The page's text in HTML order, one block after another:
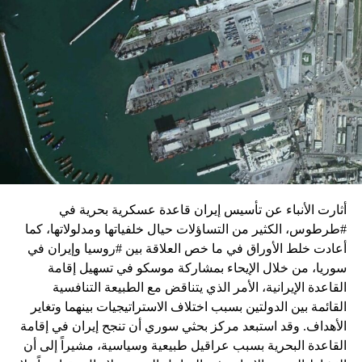
زيارة تأتي في إطار الجهود الدبلوماسية المكثفة التي تبذلها
واشنطن للدفع بالمفاوضات والتوصل إلى اتفاق لوقف لإطلاق
النار في غزة.
ويبدو أن نتنياهو استبق زيارة بلينكن لإسرائيل بالتأكيد على أن
الضغوط يجب أن تتوجه إلى حماس، وليس على حكومته.
كما وقال بيان من مكتب نتنياهو إنه مصر على بقاء القوات
الإسرائيلية في محور فيلادلفيا “لمنع الإرهابيين من إعادة
التسلح”.
وفي هذا السياق، قال الكاتب والباحث السياسي الفلسطيني
جمال زقوت في حديث لـ”سكاي نيوز عربية”:
حماس ليست عقبة في المفاوضات وأي حديث من هذا
القبيل تجني على الموقف الفلسطيني.
المعضلة الأساسية هي أن نتنياهو يعرض المجتمع
الإسرائيلي والمنطقة للخطر.
أثارت الأنباء عن تأسيس إيران قاعدة عسكرية بحرية في
#طرطوس، الكثير من التساؤلات حيال خلفياتها ومدلولاتها، كما
أعادت خلط الأوراق في ما خص العلاقة بين #روسيا وإيران في
سوريا، من خلال الإيحاء بمشاركة موسكو في تسهيل إقامة
القاعدة الإيرانية، الأمر الذي يتناقض مع الطبيعة التنافسية
القائمة بين الدولتين بسبب اختلاف الاستراتيجيات بينهما وتغاير
الأهداف. وقد استبعد مركز بحثي سوري أن تنجح إيران في إقامة
القاعدة البحرية بسبب عراقيل طبيعية وسياسية، مشيراً إلى أن